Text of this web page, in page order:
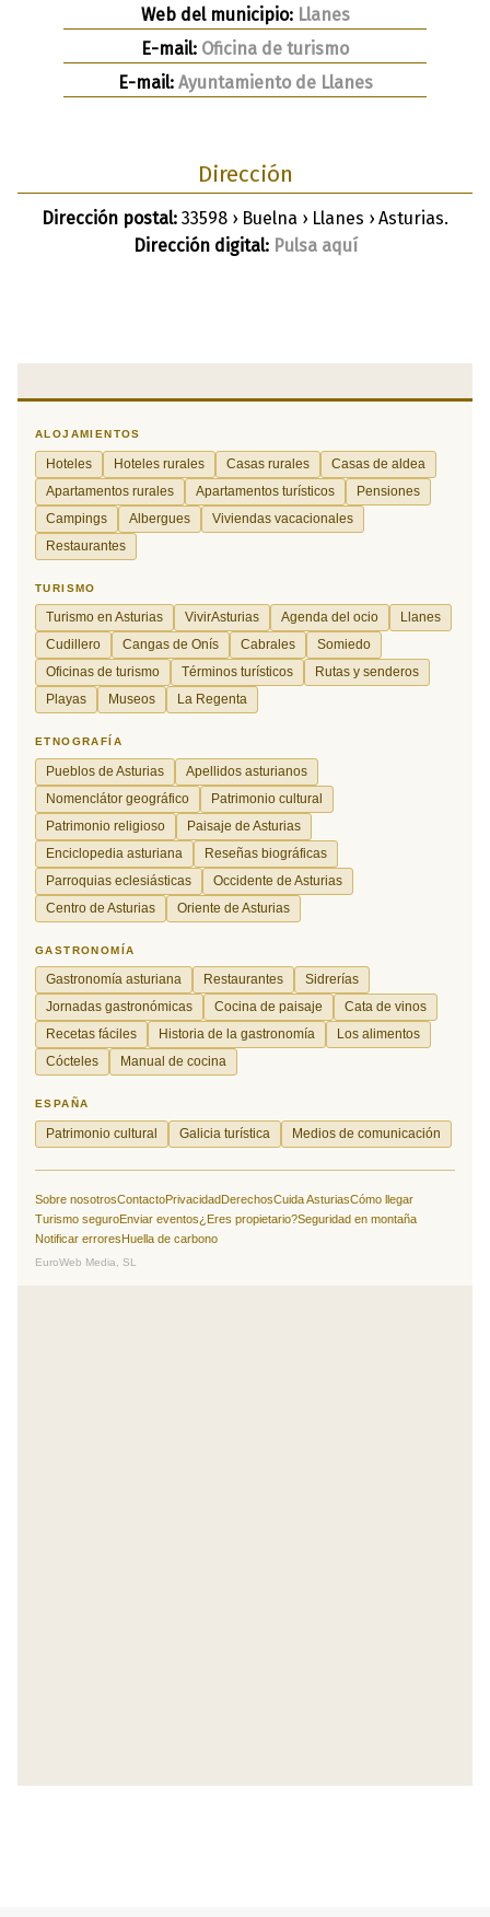
Web del municipio: Llanes
E-mail: Oficina de turismo
E-mail: Ayuntamiento de Llanes
Dirección
Dirección postal: 33598 › Buelna › Llanes › Asturias.
Dirección digital: Pulsa aquí